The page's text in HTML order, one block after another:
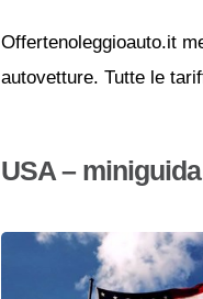
Offertenoleggioauto.it
autovetture. Tutte le
USA – miniguida